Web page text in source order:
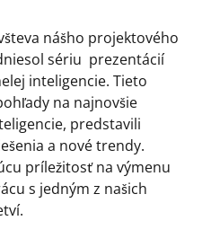
nášho projektového
sériu prezentácií
inteligencie. Tieto
na najnovšie
predstavili
a nové trendy.
príležitosť na výmenu
s jedným z našich